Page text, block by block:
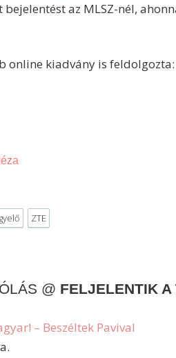
az MLSZ-nél,
online kiadvány is feldolgozta:
ZTE
@ FELJELENTIK A
– Beszéltek Pavival